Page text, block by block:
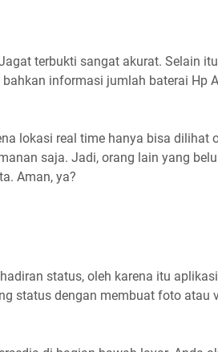
terbukti sangat akurat. Selain itu
informasi jumlah baterai Hp
lokasi real time hanya bisa dilihat
saja. Jadi, orang lain yang
Aman, ya?
status, oleh karena itu
status dengan membuat foto atau